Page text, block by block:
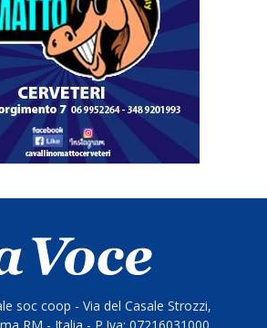
soc coop - Via del Casale Strozzi,
RM - Italia - P.Iva: 07216031000